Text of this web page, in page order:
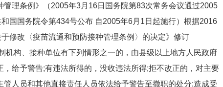
管理条例》（2005年3月16日国务院第83次常务会议通过2005
国国务院令第434号公布 自2005年6月1日起施行）根据2016
修改〈疫苗流通和预防接种管理条例〉的决定》修订
机构、接种单位有下列情形之一的，由县级以上地方人民政府
，给予警告;有违法所得的，没收违法所得;拒不改正的，对主要
管人员和其他直接责任人员依法给予警告至撤职的处分;造成受